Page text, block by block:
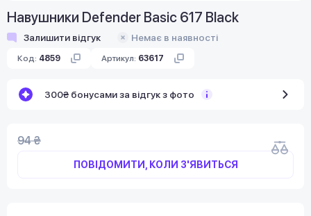
Навушники Defender Basic 617 Black
Залишити відгук Немає в наявності
Код: 4859 Артикул: 63617
300₴ бонусами за відгук з фото
94 ₴
ПОВІДОМИТИ, КОЛИ З'ЯВИТЬСЯ